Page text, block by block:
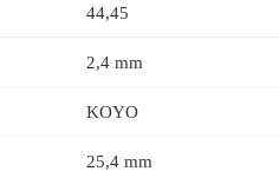
44,45
2,4 mm
KOYO
25,4 mm